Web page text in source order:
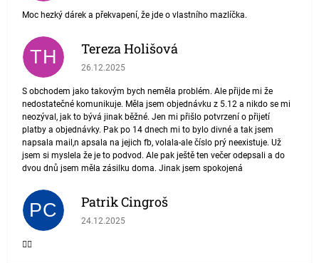
Moc hezký dárek a překvapení, že jde o vlastního mazlíčka.
TH Tereza Holišová
Hodnocení obchodu je 4 z 5 hvězdiček.
26.12.2025
S obchodem jako takovým bych neměla problém. Ale přijde mi že
nedostatečné komunikuje. Měla jsem objednávku z 5.12 a nikdo se mi
neozýval, jak to bývá jinak běžné. Jen mi přišlo potvrzení o přijetí
platby a objednávky. Pak po 14 dnech mi to bylo divné a tak jsem
napsala mail,n apsala na jejich fb, volala-ale číslo prý neexistuje. Už
jsem si myslela že je to podvod. Ale pak ještě ten večer odepsali a do
dvou dnů jsem měla zásilku doma. Jinak jsem spokojená
PC Patrik Cingroš
Hodnocení obchodu je 5 z 5 hvězdiček.
24.12.2025
👍🏾